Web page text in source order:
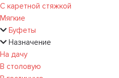
С каретной стяжкой
Мягкие
Буфеты
Назначение
На дачу
В столовую